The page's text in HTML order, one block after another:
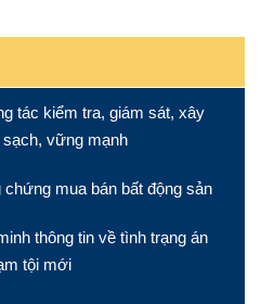
tác kiểm tra, giám sát, xây
vững mạnh
chứng mua bán bất động sản
thông tin về tình trạng án
tội mới